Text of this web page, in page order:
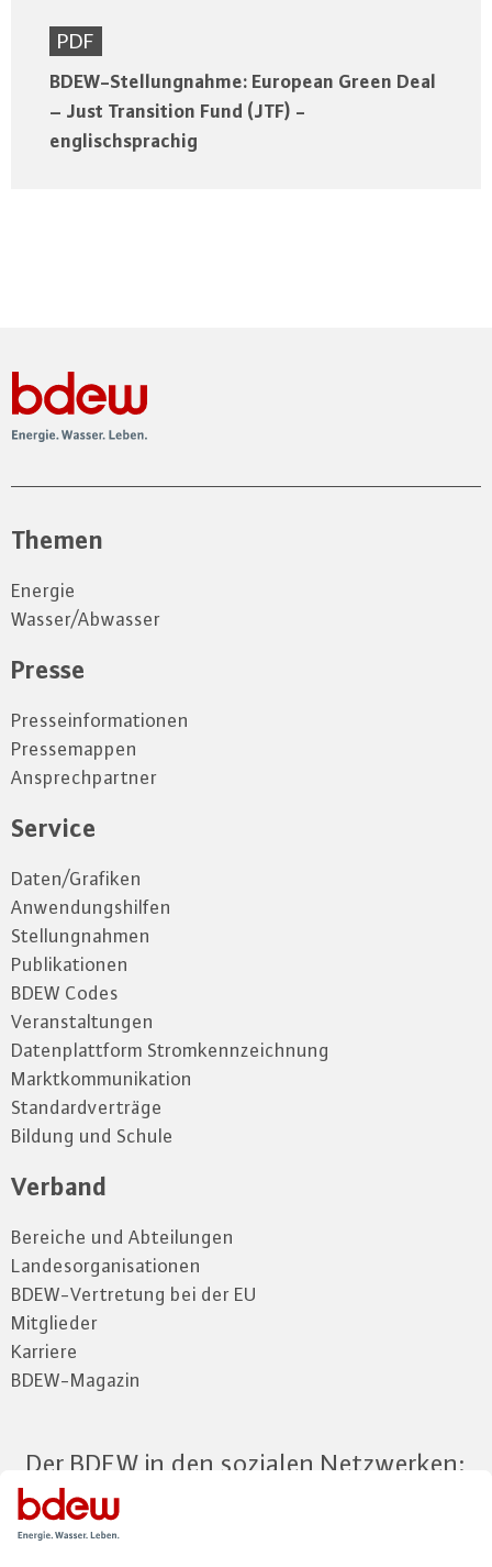
PDF
BDEW-Stellungnahme: European Green Deal
– Just Transition Fund (JTF) -
englischsprachig
Themen
Energie
Wasser/Abwasser
Presse
Presseinformationen
Pressemappen
Ansprechpartner
Service
Daten/Grafiken
Anwendungshilfen
Stellungnahmen
Publikationen
BDEW Codes
Veranstaltungen
Datenplattform Stromkennzeichnung
Marktkommunikation
Standardverträge
Bildung und Schule
Verband
Bereiche und Abteilungen
Landesorganisationen
BDEW-Vertretung bei der EU
Mitglieder
Karriere
BDEW-Magazin
Der BDEW in den sozialen Netzwerken: